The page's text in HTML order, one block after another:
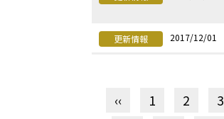
更新情報 2017/12/01
‹‹ 1 2 3